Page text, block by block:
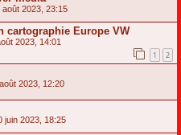
août 2023, 23:15
cartographie Europe VW
2023, 14:01
1 2
2023, 12:20
juin 2023, 18:25